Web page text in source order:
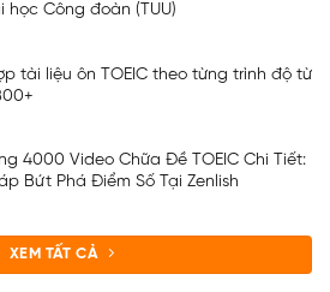
học Công đoàn (TUU)
tài liệu ôn TOEIC theo từng trình độ từ
4000 Video Chữa Đề TOEIC Chi Tiết:
Bứt Phá Điểm Số Tại Zenlish
XEM TẤT CẢ